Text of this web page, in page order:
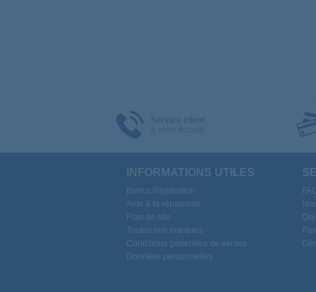
INFORMATIONS UTILES
Bonus Réparation
Aide à la réparation
Plan de site
Toutes nos marques
Conditions générales de ventes
Données personnelles